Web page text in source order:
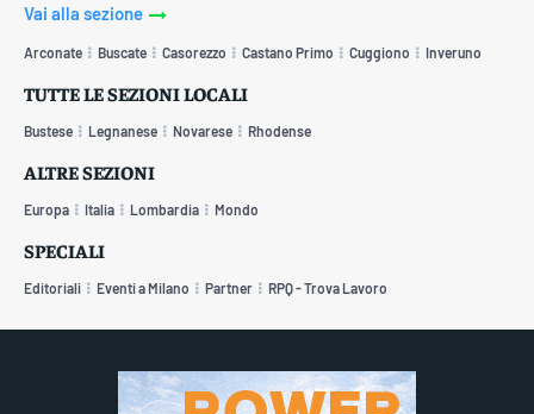
Vai alla sezione
Arconate Buscate Casorezzo Castano Primo Cuggiono Inveruno
TUTTE LE SEZIONI LOCALI
Bustese Legnanese Novarese Rhodense
ALTRE SEZIONI
Europa Italia Lombardia Mondo
SPECIALI
Editoriali Eventi a Milano Partner RPQ - Trova Lavoro